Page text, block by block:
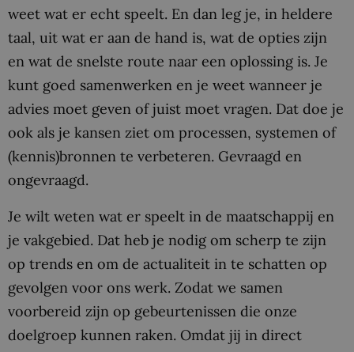
weet wat er echt speelt. En dan leg je, in heldere
taal, uit wat er aan de hand is, wat de opties zijn
en wat de snelste route naar een oplossing is. Je
kunt goed samenwerken en je weet wanneer je
advies moet geven of juist moet vragen. Dat doe je
ook als je kansen ziet om processen, systemen of
(kennis)bronnen te verbeteren. Gevraagd en
ongevraagd.
Je wilt weten wat er speelt in de maatschappij en
je vakgebied. Dat heb je nodig om scherp te zijn
op trends en om de actualiteit in te schatten op
gevolgen voor ons werk. Zodat we samen
voorbereid zijn op gebeurtenissen die onze
doelgroep kunnen raken. Omdat jij in direct